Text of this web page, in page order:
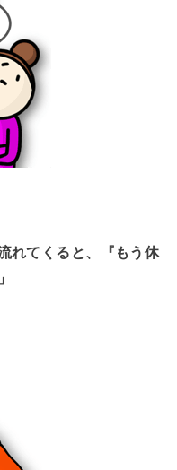
れてくると、『もう休